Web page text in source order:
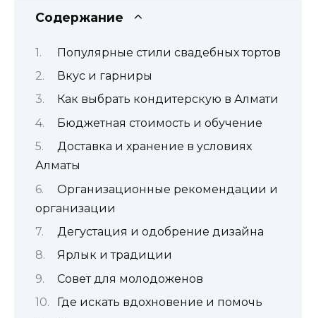
Содержание
Популярные стили свадебных тортов
Вкус и гарниры
Как выбрать кондитерскую в Алмати
Бюджетная стоимость и обучение
Доставка и хранение в условиях
Алматы
Организационные рекомендации и
организации
Дегустация и одобрение дизайна
Ярлык и традиции
Совет для молодоженов
Где искать вдохновение и помочь